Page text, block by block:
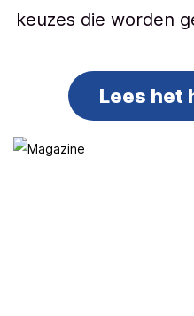
keuzes die worden
Lees het